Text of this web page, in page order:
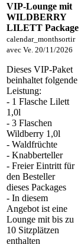
VIP-Lounge mit
WILDBERRY
LILETT Package
calendar_monthsortir
avec Ve. 20/11/2026
Dieses VIP-Paket
beinhaltet folgende
Leistung:
- 1 Flasche Lilett
1,0l
- 3 Flaschen
Wildberry 1,0l
- Waldfrüchte
- Knabberteller
- Freier Eintritt für
den Besteller
dieses Packages
- In diesem
Angebot ist eine
Lounge mit bis zu
10 Sitzplätzen
enthalten